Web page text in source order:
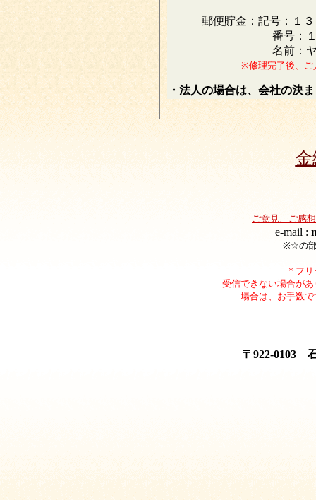
郵便貯金：記号：１３
番号：１１８
名前：ヤギ
※修理完了後、ご
・法人の場合は、会社の決
金
ご意見、ご感
e-mail :
※☆の部
＊フ
受信できない場合が
場合は、お手数
〒922-0103